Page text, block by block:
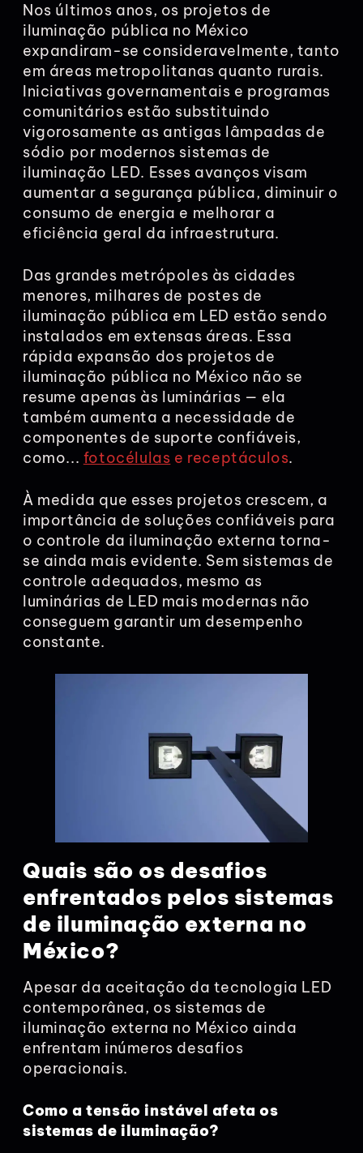
Nos últimos anos, os projetos de
iluminação pública no México
expandiram-se consideravelmente, tanto
em áreas metropolitanas quanto rurais.
Iniciativas governamentais e programas
comunitários estão substituindo
vigorosamente as antigas lâmpadas de
sódio por modernos sistemas de
iluminação LED. Esses avanços visam
aumentar a segurança pública, diminuir o
consumo de energia e melhorar a
eficiência geral da infraestrutura.
Das grandes metrópoles às cidades
menores, milhares de postes de
iluminação pública em LED estão sendo
instalados em extensas áreas. Essa
rápida expansão dos projetos de
iluminação pública no México não se
resume apenas às luminárias — ela
também aumenta a necessidade de
componentes de suporte confiáveis,
como... fotocélulas e receptáculos.
À medida que esses projetos crescem, a
importância de soluções confiáveis para
o controle da iluminação externa torna-
se ainda mais evidente. Sem sistemas de
controle adequados, mesmo as
luminárias de LED mais modernas não
conseguem garantir um desempenho
constante.
Quais são os desafios
enfrentados pelos sistemas
de iluminação externa no
México?
Apesar da aceitação da tecnologia LED
contemporânea, os sistemas de
iluminação externa no México ainda
enfrentam inúmeros desafios
operacionais.
Como a tensão instável afeta os
sistemas de iluminação?